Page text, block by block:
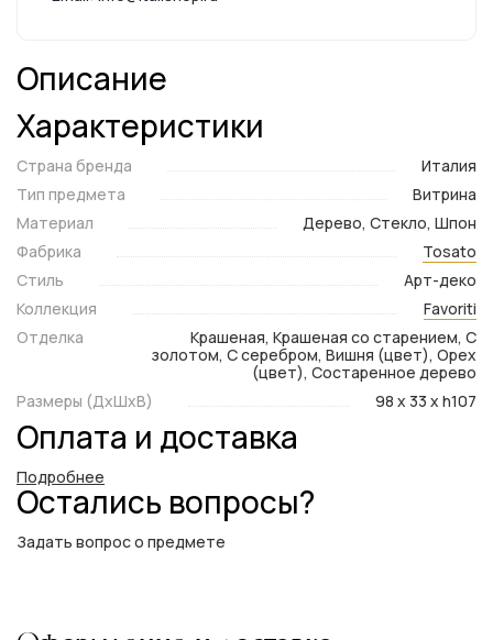
Описание
Характеристики
Страна бренда
Италия
Тип предмета
Витрина
Материал
Дерево, Стекло, Шпон
Фабрика
Tosato
Стиль
Арт-деко
Коллекция
Favoriti
Отделка
Крашеная, Крашеная со старением, С
золотом, С серебром, Вишня (цвет), Орех
(цвет), Состаренное дерево
Размеры (ДxШxВ)
98 x 33 x h107
Оплата и доставка
Подробнее
Остались вопросы?
Задать вопрос о предмете